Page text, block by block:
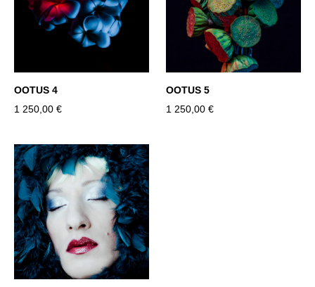
OOTUS 4
1 250,00 €
OOTUS 5
1 250,00 €